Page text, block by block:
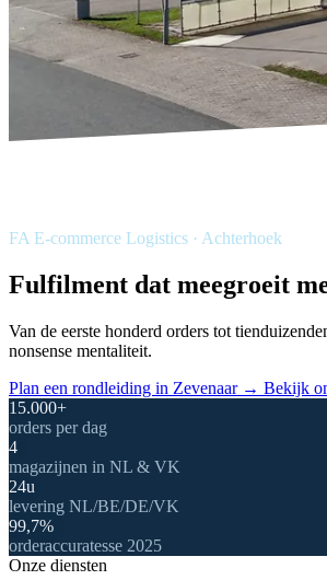
FA E-commerce Logistics · Achterhoek
Fulfilment dat meegroeit
Van de eerste honderd orders tot
nonsense mentaliteit.
Plan een rondleiding in Zevenaar → Bekijk
15.000+
orders per dag
4
magazijnen in NL & VK
24u
levering NL/BE/DE/VK
99,7%
orderaccuratesse 2025
Onze diensten